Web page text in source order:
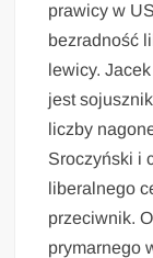
prawicy w
bezradność
lewicy.
jest
liczby
Sroczyński i
liberalnego
przeciwnik.
prymarnego